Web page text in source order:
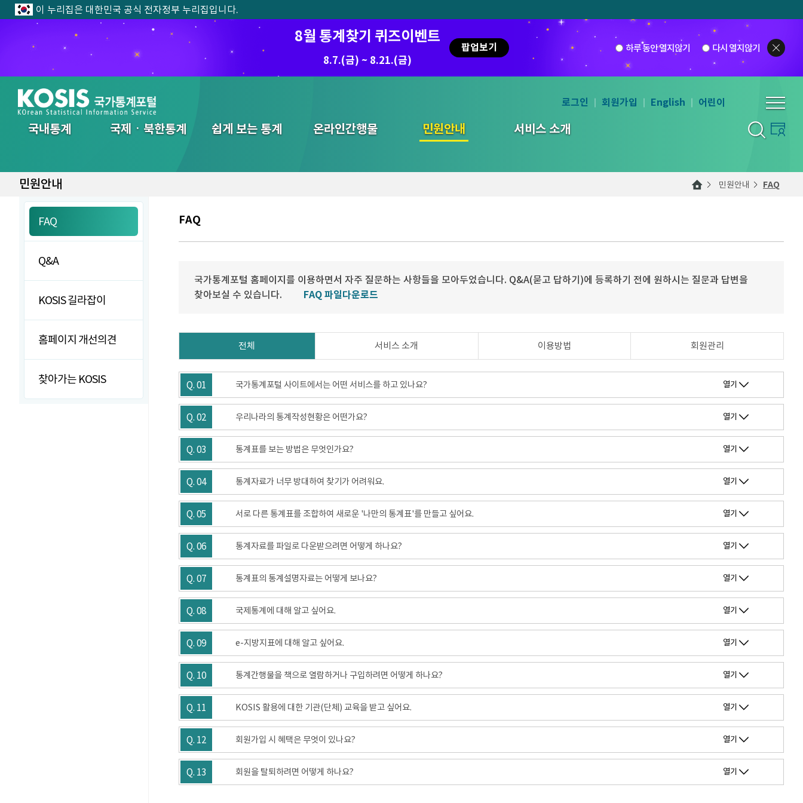
이 누리집은 대한민국 공식 전자정부 누리집입니다.
8월 통계찾기 퀴즈이벤트
8.7.(금) ~ 8.21.(금)
팝업보기 하루 동안 열지않기 다시 열지않기
국내통계 국제ㆍ북한통계 쉽게 보는 통계 온라인간행물 민원안내 서비스 소개
통합검색
로그인 회원가입 English 어린이
민원안내 민원안내 FAQ
FAQ
Q&A
KOSIS 길라잡이
홈페이지 개선의견
찾아가는 KOSIS
FAQ
국가통계포털 홈페이지를 이용하면서 자주 질문하는 사항들을 모아두었습니다. Q&A(묻고 답하기)에 등록하기 전에 원하시는 질문과 답변을
찾아보실 수 있습니다.
FAQ 파일다운로드
전체 서비스 소개 이용방법 회원관리
Q. 01 국가통계포털 사이트에서는 어떤 서비스를 하고 있나요? 열기
Q. 02 우리나라의 통계작성현황은 어떤가요? 열기
Q. 03 통계표를 보는 방법은 무엇인가요? 열기
Q. 04 통계자료가 너무 방대하여 찾기가 어려워요. 열기
Q. 05 서로 다른 통계표를 조합하여 새로운 '나만의 통계표'를 만들고 싶어요. 열기
Q. 06 통계자료를 파일로 다운받으려면 어떻게 하나요? 열기
Q. 07 통계표의 통계설명자료는 어떻게 보나요? 열기
Q. 08 국제통계에 대해 알고 싶어요. 열기
Q. 09 e-지방지표에 대해 알고 싶어요. 열기
Q. 10 통계간행물을 책으로 열람하거나 구입하려면 어떻게 하나요? 열기
Q. 11 KOSIS 활용에 대한 기관(단체) 교육을 받고 싶어요. 열기
Q. 12 회원가입 시 혜택은 무엇이 있나요? 열기
Q. 13 회원을 탈퇴하려면 어떻게 하나요? 열기